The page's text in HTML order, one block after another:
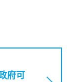
府可